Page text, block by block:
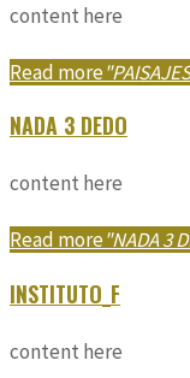
content here
Read more
NADA 3 DEDO
content here
Read more"NADA 3
INSTITUTO_F
content here